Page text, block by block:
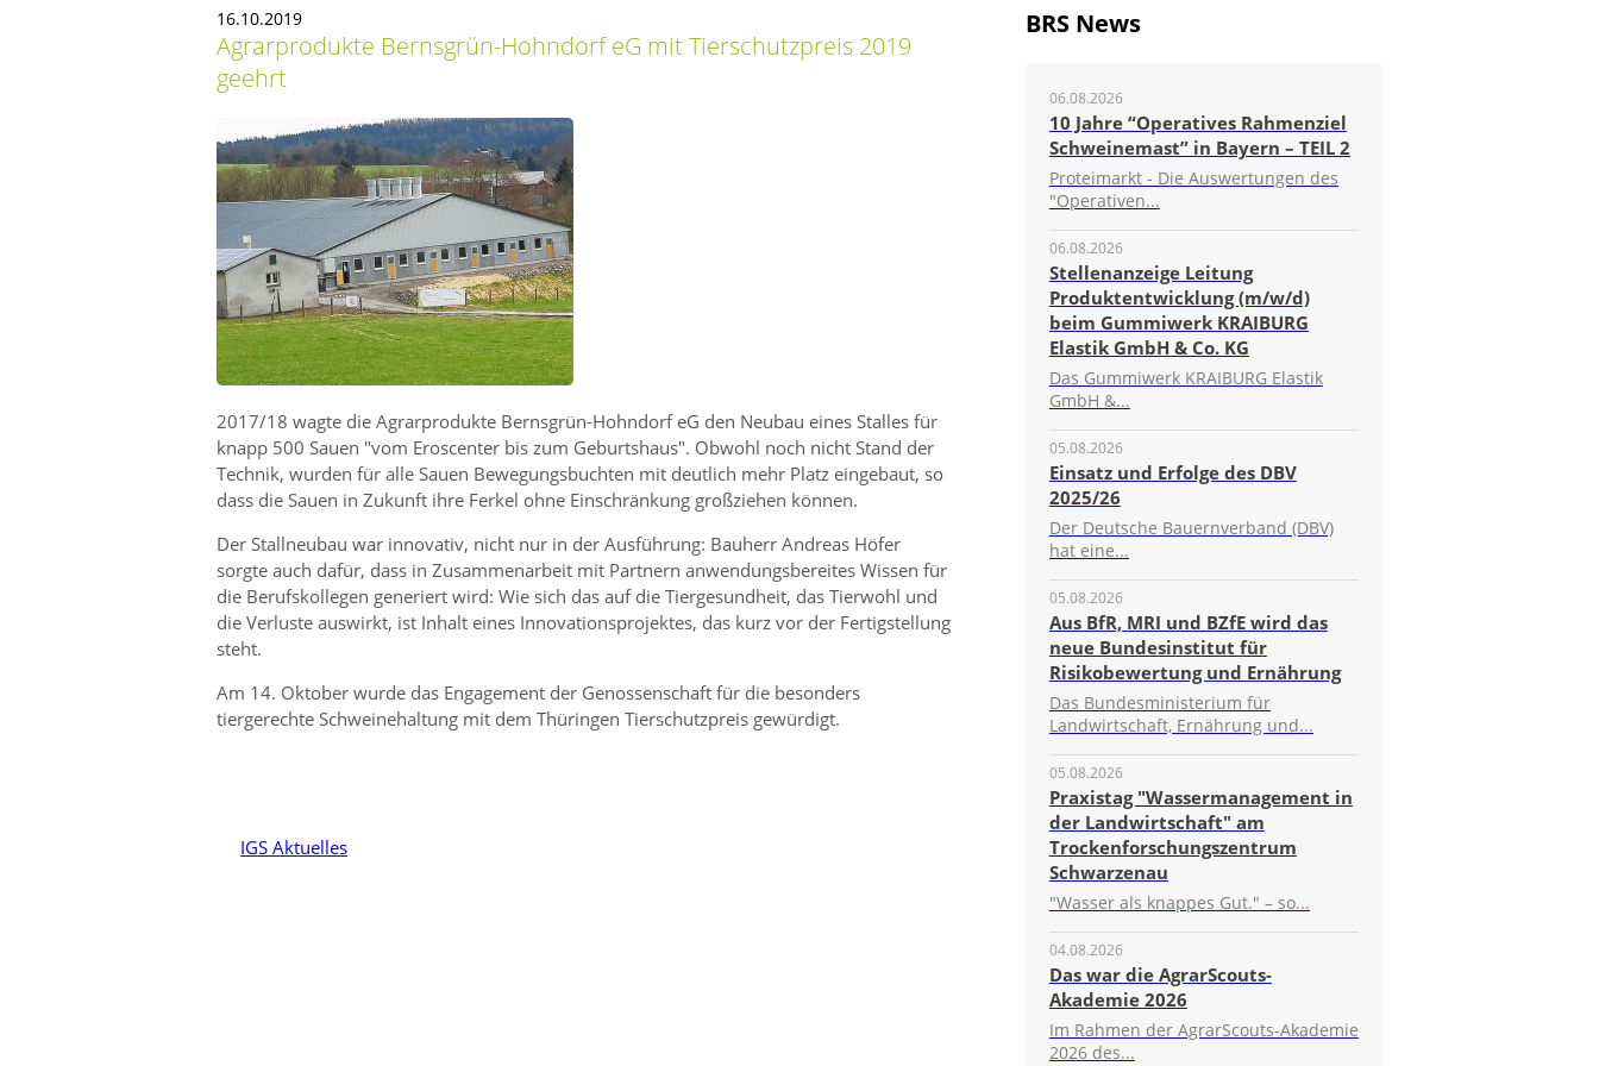
BRS News
06.08.2026
10 Jahre “Operatives Rahmenziel
Schweinemast” in Bayern – TEIL 2
Proteimarkt - Die Auswertungen des
"Operativen...
06.08.2026
Stellenanzeige Leitung
Produktentwicklung (m/w/d)
beim Gummiwerk KRAIBURG
Elastik GmbH & Co. KG
Das Gummiwerk KRAIBURG Elastik
GmbH &...
05.08.2026
Einsatz und Erfolge des DBV
2025/26
Der Deutsche Bauernverband (DBV)
hat eine...
05.08.2026
Aus BfR, MRI und BZfE wird das
neue Bundesinstitut für
Risikobewertung und Ernährung
Das Bundesministerium für
Landwirtschaft, Ernährung und...
05.08.2026
Praxistag "Wassermanagement in
der Landwirtschaft" am
Trockenforschungszentrum
Schwarzenau
"Wasser als knappes Gut." – so...
04.08.2026
Das war die AgrarScouts-
Akademie 2026
Im Rahmen der AgrarScouts-Akademie
2026 des...
16.10.2019
Agrarprodukte Bernsgrün-Hohndorf eG mit Tierschutzpreis 2019
geehrt
2017/18 wagte die Agrarprodukte Bernsgrün-Hohndorf eG den Neubau eines Stalles für
knapp 500 Sauen vom Eroscenter bis zum Geburtshaus . Obwohl noch nicht Stand der
Technik, wurden für alle Sauen Bewegungsbuchten mit deutlich mehr Platz eingebaut, so
dass die Sauen in Zukunft ihre Ferkel ohne Einschränkung großziehen können.
Der Stallneubau war innovativ, nicht nur in der Ausführung: Bauherr Andreas Höfer
sorgte auch dafür, dass in Zusammenarbeit mit Partnern anwendungsbereites Wissen für
die Berufskollegen generiert wird: Wie sich das auf die Tiergesundheit, das Tierwohl und
die Verluste auswirkt, ist Inhalt eines Innovationsprojektes, das kurz vor der Fertigstellung
steht.
Am 14. Oktober wurde das Engagement der Genossenschaft für die besonders
tiergerechte Schweinehaltung mit dem Thüringen Tierschutzpreis gewürdigt.
IGS Aktuelles